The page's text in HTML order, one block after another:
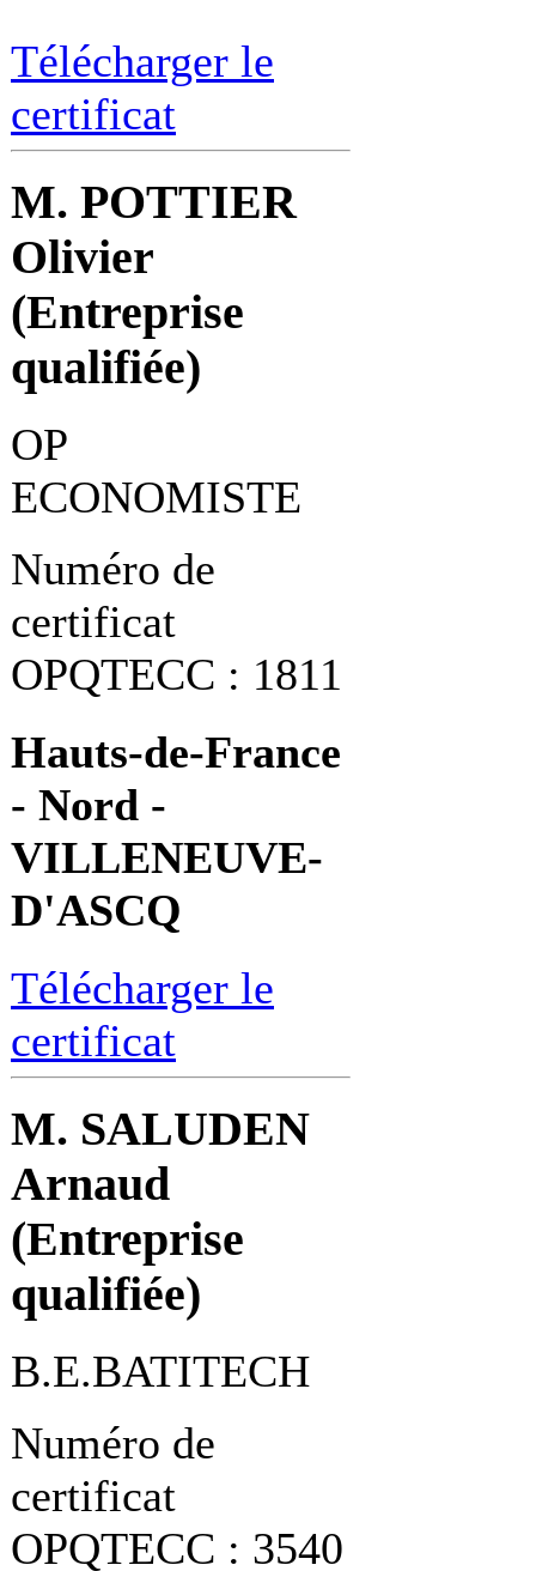
Télécharger le
certificat
M. POTTIER
Olivier
(Entreprise
qualifiée)
OP
ECONOMISTE
Numéro de
certificat
OPQTECC : 1811
Hauts-de-France
- Nord -
VILLENEUVE-
D'ASCQ
Télécharger le
certificat
M. SALUDEN
Arnaud
(Entreprise
qualifiée)
B.E.BATITECH
Numéro de
certificat
OPQTECC : 3540